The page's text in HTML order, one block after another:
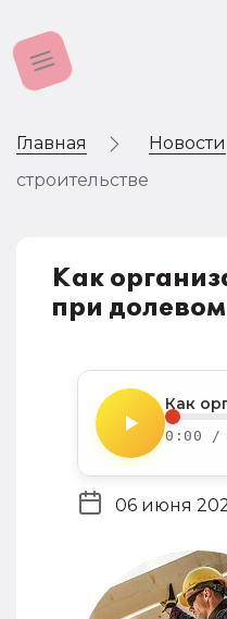
Главная Новости
строительстве
Как
при
0:00 /
06 июня
Учет и
налогообложение